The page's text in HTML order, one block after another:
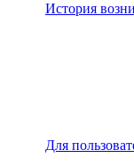
История
Для